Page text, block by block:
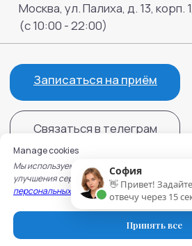
Manage cookies
Мы используем cookie для работы сайта,
улучшения сервисов. Подробнее — в
персональных данныхи Политике
Принять все
София
👋 Привет!
отвечу через 15